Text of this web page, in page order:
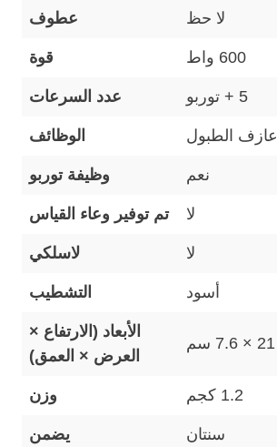
عطوف لا حظ
قوة 600 واط
عدد السرعات 5 + توربو
الوظائف عازف الطبول
وظيفة توربو نعم
تم توفير وعاء القياس لا
لاسلكي لا
التشطيب أسود
الأبعاد (الارتفاع ×
العرض × العمق)
وزن 1.2 كجم
يضمن سنتان